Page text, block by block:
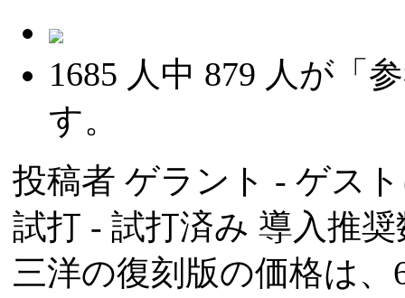
1685 人中 879 人が「
す。
投稿者 ゲラント - ゲス
試打 - 試打済み 導入推
三洋の復刻版の価格は